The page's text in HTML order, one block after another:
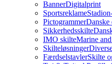
BannerDigitalprint
Sportsreklame
PictogrammerDanske
Sikkerhedsskilte
IMO skilteMarine
Skilteløsninger
FærdselstavlerSkilte